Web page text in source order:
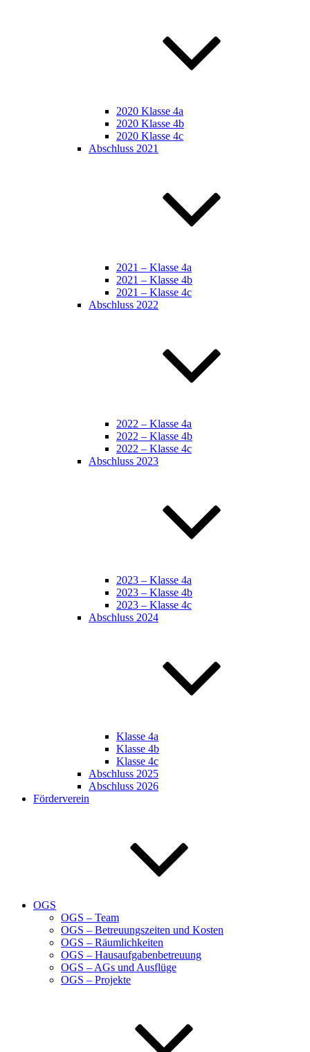
2020 Klasse 4a
2020 Klasse 4b
2020 Klasse 4c
Abschluss 2021
2021 – Klasse 4a
2021 – Klasse 4b
2021 – Klasse 4c
Abschluss 2022
2022 – Klasse 4a
2022 – Klasse 4b
2022 – Klasse 4c
Abschluss 2023
2023 – Klasse 4a
2023 – Klasse 4b
2023 – Klasse 4c
Abschluss 2024
Klasse 4a
Klasse 4b
Klasse 4c
Abschluss 2025
Abschluss 2026
Förderverein
OGS
OGS – Team
OGS – Betreuungszeiten und Kosten
OGS – Räumlichkeiten
OGS – Hausaufgabenbetreuung
OGS – AGs und Ausflüge
OGS – Projekte